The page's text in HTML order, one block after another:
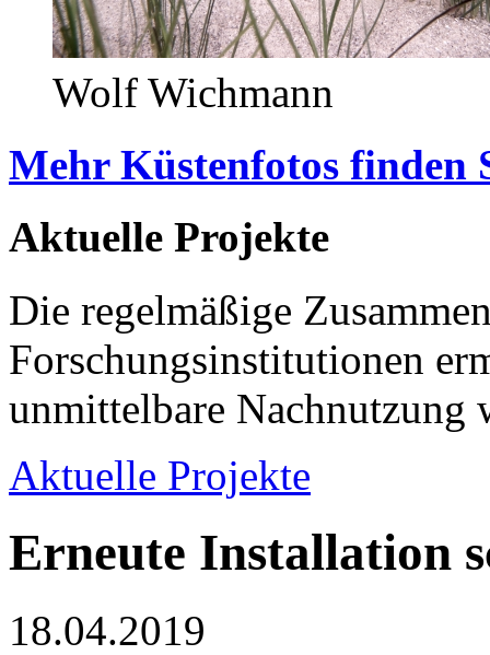
Wolf Wichmann
Mehr Küstenfotos finden
Aktuelle Projekte
Die regelmäßige
Forschungsinstitutionen
unmittelbare Nachnutzung
Aktuelle Projekte
Erneute Installation
18.04.2019